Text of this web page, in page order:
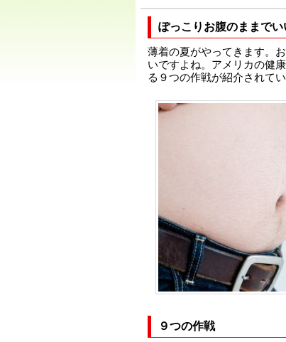
ぽっこりお腹のままでい
薄着の夏がやってきます。
いですよね。アメリカの健
る９つの作戦が紹介されてい
９つの作戦